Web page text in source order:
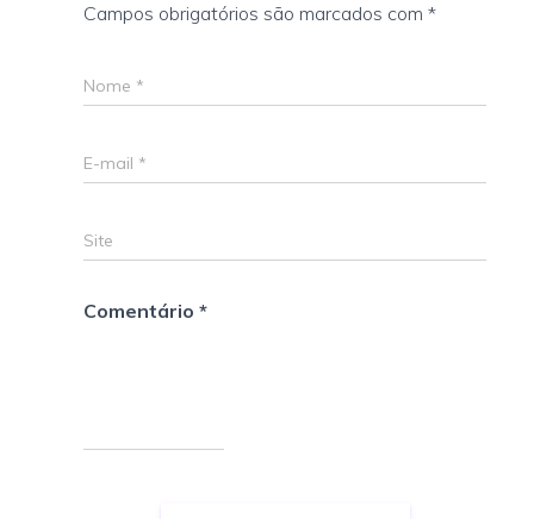
Campos obrigatórios são marcados com *
Nome *
E-mail *
Site
Comentário *